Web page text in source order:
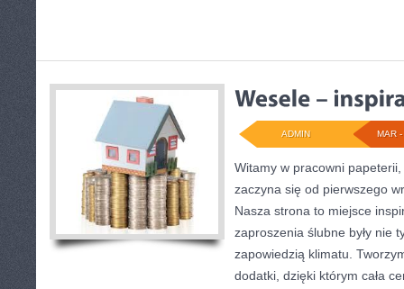
MAR
ADMIN
Witamy w pracowni
zaczyna się od pierwszego
Nasza strona to miejsce
zaproszenia ślubne były nie
zapowiedzią klimatu.
dodatki, dzięki którym cała